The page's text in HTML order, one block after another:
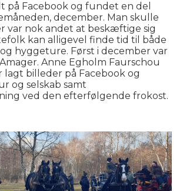
på Facebook og fundet en del
december. Man skulle
var nok andet at beskæftige sig
kan alligevel finde tid til både
hyggeture. Først i december var
Anne Egholm Faurschou
lagt billeder på Facebook og
og selskab samt
ved den efterfølgende frokost.